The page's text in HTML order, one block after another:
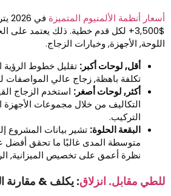
أنظمة الألمنيوم المتميزة
$3,500+ لكل قدم خطية. ذلك يعتمد على
الأجهزة, وخيارات الزجاج.
أقل, لوحات أكبر:تقليل خطوط الرؤية
تكلفة باهظة, زجاج عالي المواصفات
أكثر, لوحات أصغر:استخدم الزجاج
التكاليف من خلال مجموعات الأجهزة
التركيب.
البقعة الحلوة:تشير بيانات المشروع
متوسطة المدى غالبًا ما تحقق أفضل
نظرة أعمق على تخصيص الميزانية,
مقابل. انزلاق: يكلف & مقارنة